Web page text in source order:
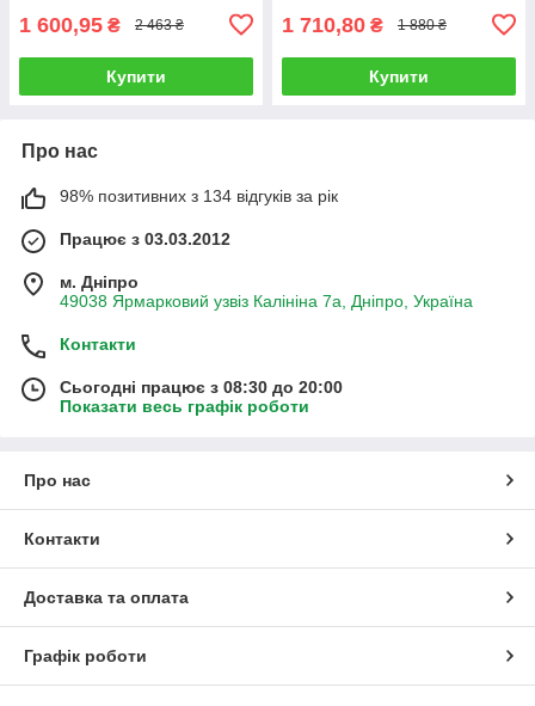
1 600,95 ₴ 2 463 ₴
Купити
1 710,80 ₴ 1 880 ₴
Купити
Про нас
98% позитивних з 134 відгуків за рік
Працює з 03.03.2012
м. Дніпро
49038 Ярмарковий узвіз Калініна 7а, Дніпро, Україна
Контакти
Сьогодні працює з 08:30 до 20:00
Показати весь графік роботи
Про нас
Контакти
Доставка та оплата
Графік роботи